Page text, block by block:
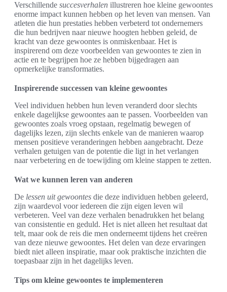
Verschillende succesverhalen illustreren hoe kleine gewoontes
enorme impact kunnen hebben op het leven van mensen. Van
atleten die hun prestaties hebben verbeterd tot ondernemers
die hun bedrijven naar nieuwe hoogten hebben geleid, de
kracht van deze gewoontes is onmiskenbaar. Het is
inspirerend om deze voorbeelden van gewoontes te zien in
actie en te begrijpen hoe ze hebben bijgedragen aan
opmerkelijke transformaties.
Inspirerende successen van kleine gewoontes
Veel individuen hebben hun leven veranderd door slechts
enkele dagelijkse gewoontes aan te passen. Voorbeelden van
gewoontes zoals vroeg opstaan, regelmatig bewegen of
dagelijks lezen, zijn slechts enkele van de manieren waarop
mensen positieve veranderingen hebben aangebracht. Deze
verhalen getuigen van de potentie die ligt in het verlangen
naar verbetering en de toewijding om kleine stappen te zetten.
Wat we kunnen leren van anderen
De lessen uit gewoontes die deze individuen hebben geleerd,
zijn waardevol voor iedereen die zijn eigen leven wil
verbeteren. Veel van deze verhalen benadrukken het belang
van consistentie en geduld. Het is niet alleen het resultaat dat
telt, maar ook de reis die men onderneemt tijdens het creëren
van deze nieuwe gewoontes. Het delen van deze ervaringen
biedt niet alleen inspiratie, maar ook praktische inzichten die
toepasbaar zijn in het dagelijks leven.
Tips om kleine gewoontes te implementeren